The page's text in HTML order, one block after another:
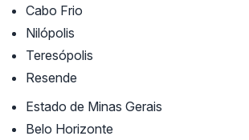
Cabo Frio
Nilópolis
Teresópolis
Resende
Estado de Minas Gerais
Belo Horizonte